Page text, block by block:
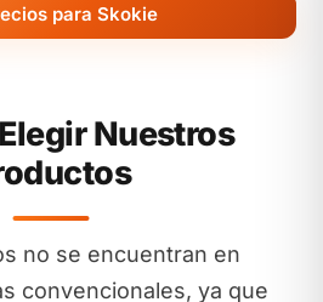
para Skokie
Nuestros
no se encuentran en
convencionales, ya que